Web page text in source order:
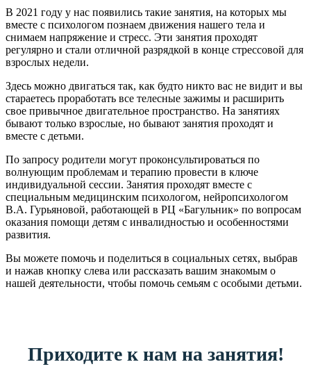
В 2021 году у нас появились такие занятия, на которых мы
вместе с психологом познаем движения нашего тела и
снимаем напряжение и стресс. Эти занятия проходят
регулярно и стали отличной разрядкой в конце стрессовой для
взрослых недели.
Здесь можно двигаться так, как будто никто вас не видит и вы
стараетесь проработать все телесные зажимы и расширить
свое привычное двигательное пространство. На занятиях
бывают только взрослые, но бывают занятия проходят и
вместе с детьми.
По запросу родители могут проконсультироваться по
волнующим проблемам и терапию провести в ключе
индивидуальной сессии. Занятия проходят вместе с
специальным медицинским психологом, нейропсихологом
В.А. Гурьяновой, работающей в РЦ «Багульник» по вопросам
оказания помощи детям с инвалидностью и особенностями
развития.
Вы можете помочь и поделиться в социальных сетях, выбрав
и нажав кнопку слева или рассказать вашим знакомым о
нашей деятельности, чтобы помочь семьям с особыми детьми.
Приходите к нам на занятия!